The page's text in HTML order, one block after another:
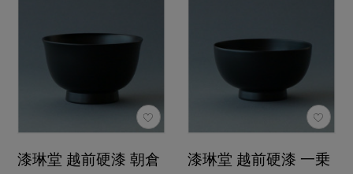
漆琳堂 越前硬漆 朝倉
漆琳堂 越前硬漆 一乗